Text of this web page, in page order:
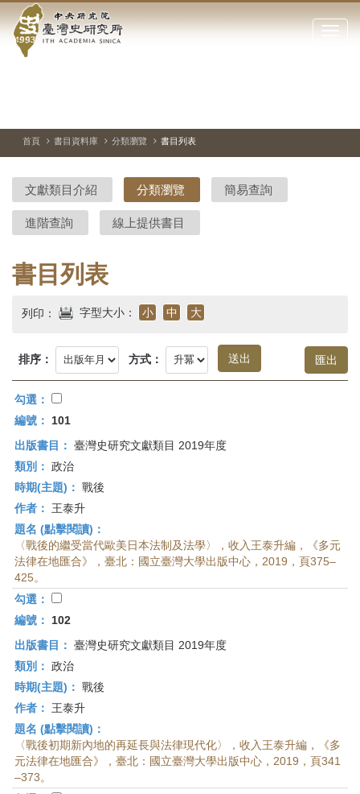
到中
央
院-
臺
灣
史
研
究
首
頁
點
閉
站
停、
圖
圖
結
首頁 書目資料庫 分類瀏覽 書目列表
文獻類目介紹 分類瀏覽 簡易查詢
進階查詢 線上提供書目
書目列表
列印： 字型大小： 小 中 大
排序： 方式：
勾選：
編號：
101
出版書目： 臺灣史研究文獻類目 2019年度
類別： 政治
時期(主題)： 戰後
作者：
王泰升
題名 (點擊閱讀)：
〈戰後的繼受當代歐美日本法制及法學〉，收入王泰升編，《多元
法律在地匯合》，臺北：國立臺灣大學出版中心，2019，頁375–
425。
勾選：
編號：
102
出版書目： 臺灣史研究文獻類目 2019年度
類別： 政治
時期(主題)： 戰後
作者：
王泰升
題名 (點擊閱讀)：
〈戰後初期新內地的再延長與法律現代化〉，收入王泰升編，《多
元法律在地匯合》，臺北：國立臺灣大學出版中心，2019，頁341
–373。